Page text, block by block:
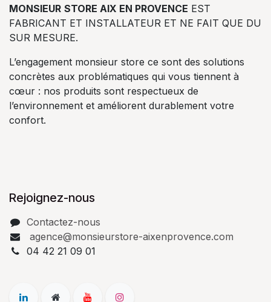
MONSIEUR STORE AIX EN PROVENCE EST
FABRICANT ET INSTALLATEUR ET NE FAIT QUE DU
SUR MESURE.
L’engagement monsieur store ce sont des solutions
concrètes aux problématiques qui vous tiennent à
cœur : nos produits sont respectueux de
l’environnement et améliorent durablement votre
confort.
Rejoignez-nous
Contactez-nous
agence@monsieurstore-aixenprovence.com
04 42 21 09 01